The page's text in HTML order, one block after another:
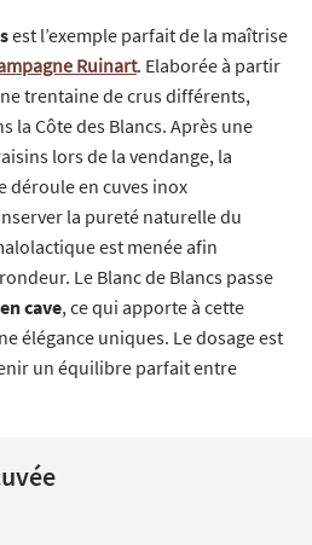
est l’exemple parfait de la maîtrise
Ruinart. Elaborée à partir
trentaine de crus différents,
la Côte des Blancs. Après une
lors de la vendange, la
déroule en cuves inox
la pureté naturelle du
est menée afin
Le Blanc de Blancs passe
cave, ce qui apporte à cette
élégance uniques. Le dosage est
un équilibre parfait entre